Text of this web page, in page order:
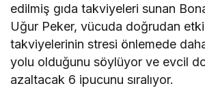
edilmiş gıda takviyeleri sunan
Uğur Peker, vücuda doğrudan etki
takviyelerinin stresi önlemede
yolu olduğunu söylüyor ve evcil
azaltacak 6 ipucunu sıralıyor.